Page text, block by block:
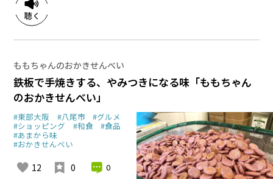
ももちゃんのおかきせんべい
鉄板で手焼きする、やみつきになる味「ももちゃん
のおかきせんべい」
#東部大阪 #八尾市 #グルメ
#ショッピング #和食 #食品
#あまから味
#おかきせんべい
12 0
0